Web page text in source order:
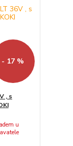
- 17 %
, s
u